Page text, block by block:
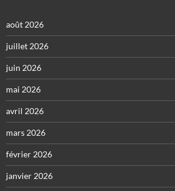
août 2026
juillet 2026
juin 2026
mai 2026
avril 2026
mars 2026
février 2026
janvier 2026